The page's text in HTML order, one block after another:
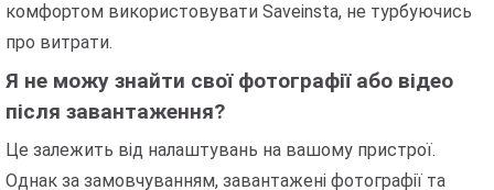
комфортом використовувати Saveinsta, не турбуючись
про витрати.
Я не можу знайти свої фотографії або відео
після завантаження?
Це залежить від налаштувань на вашому пристрої.
Однак за замовчуванням, завантажені фотографії та